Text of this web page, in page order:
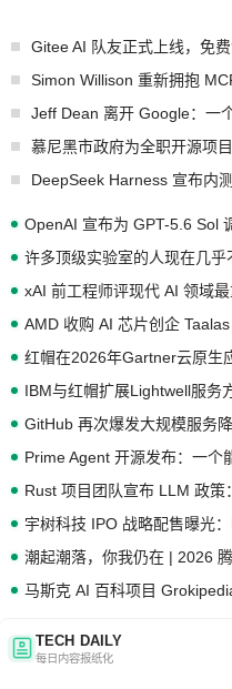
Gitee AI 队友正式上线，免
Simon Willison 重新拥抱
Jeff Dean 离开 Google：一
慕尼黑市政府为全职开源项
OpenAI 宣布为 GPT-5.6 Sol
许多顶级实验室的人现在几乎
xAI 前工程师评现代 AI 领域
红帽在2026年Gartner云原生
GitHub 再次爆发大规模服务
潮起潮落，你我仍在 | 2026
马斯克 AI 百科项目
TECH DAILY
每日内容报纸化